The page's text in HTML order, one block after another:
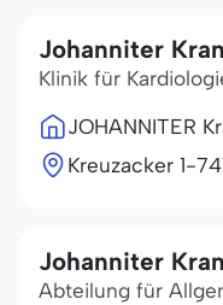
Johanniter
Klinik für
JOHANNITER
Kreuzacker 1-7
Johanniter
Abteilung für